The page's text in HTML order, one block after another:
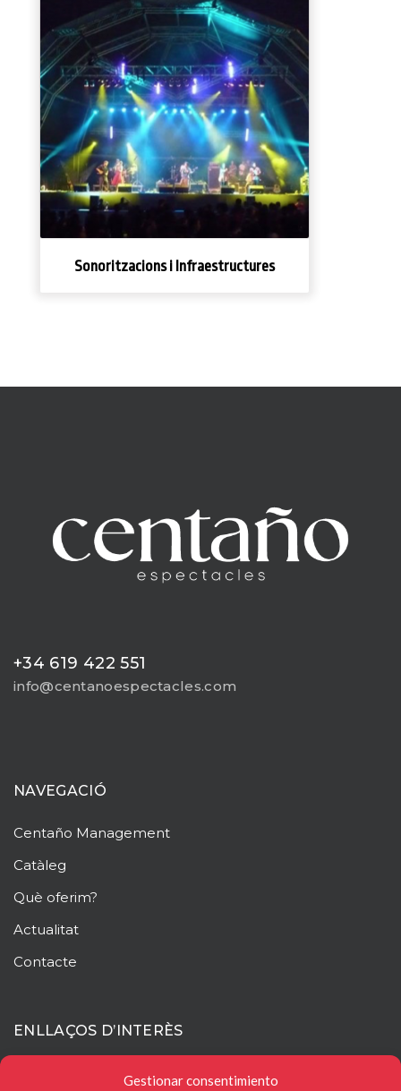
Gestionar consentimiento
Sonoritzacions i Infraestructures
+34 619 422 551
info@centanoespectacles.com
NAVEGACIÓ
Centaño Management
Catàleg
Què oferim?
Actualitat
Contacte
ENLLAÇOS D’INTERÈS